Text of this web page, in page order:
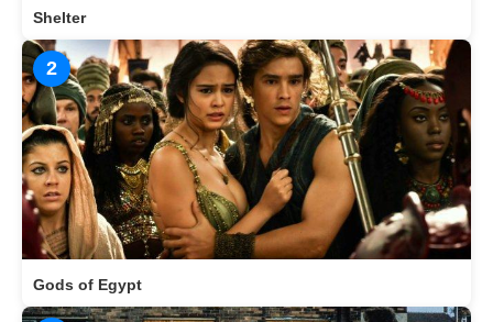
Shelter
2
Gods of Egypt